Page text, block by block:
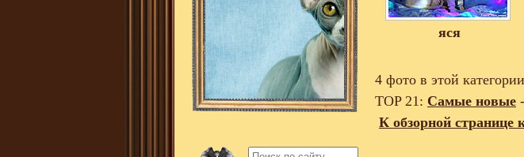
яся
4 фото в этой категории
TOP 21: Самые новые -
К обзорной странице